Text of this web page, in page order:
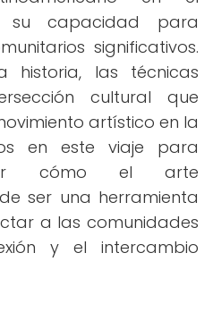
su capacidad para
significativos.
historia, las técnicas
cultural que
artístico en la
en este viaje para
cómo el arte
ser una herramienta
a las comunidades
y el intercambio